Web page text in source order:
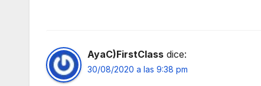
AyaC)FirstClass dice:
30/08/2020 a las 9:38 pm